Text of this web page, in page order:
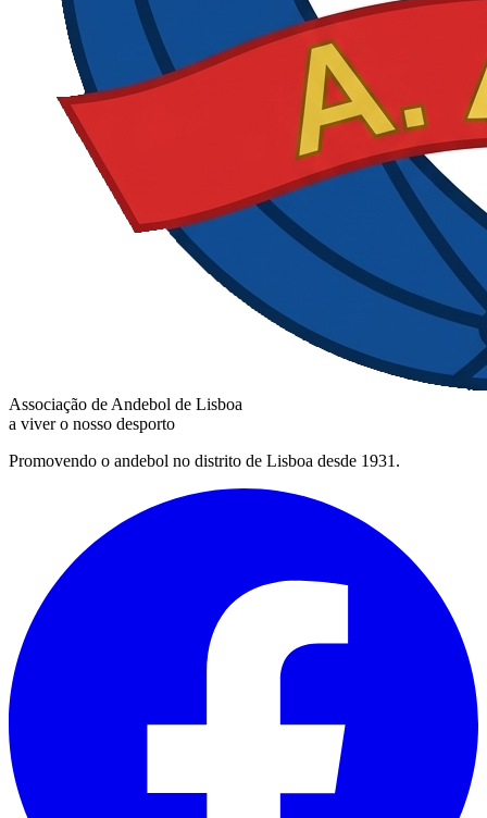
Associação de Andebol de Lisboa
a viver o nosso desporto
Promovendo o andebol no distrito de Lisboa desde 1931.